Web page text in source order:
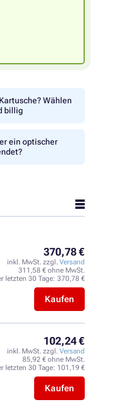
Wählen
billig
ein optischer
370,78 €
inkl. MwSt. zzgl. Versand
311,58 € ohne MwSt.
letzten 30 Tage: 370,78 €
Kaufen
102,24 €
inkl. MwSt. zzgl. Versand
85,92 € ohne MwSt.
letzten 30 Tage: 101,19 €
Kaufen